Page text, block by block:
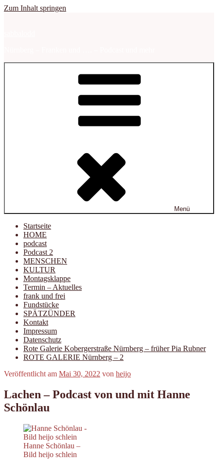
Zum Inhalt springen
Menü
Startseite
HOME
podcast
Podcast 2
MENSCHEN
KULTUR
Montagsklappe
Termin – Aktuelles
frank und frei
Fundstücke
SPÄTZÜNDER
Kontakt
Impressum
Datenschutz
Rote Galerie Kobergerstraße Nürnberg – früher Pia Rubner
ROTE GALERIE Nürnberg – 2
Veröffentlicht am Mai 30, 2022 von heijo
Lachen – Podcast von und mit Hanne
Schönlau
Hanne Schönlau –
Bild heijo schlein